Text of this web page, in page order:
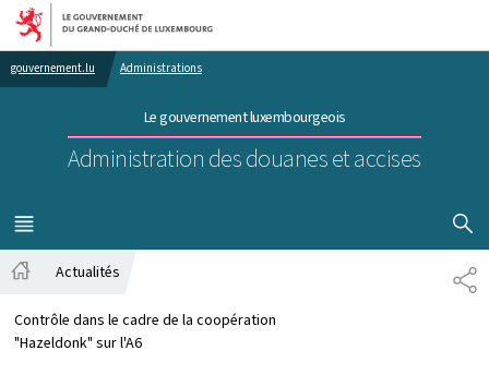
Aller au menu principal
Aller au contenu
gouvernement.lu Administrations
Le gouvernement luxembourgeois
Administration des douanes et accises
MENU
PRINCIPAL
Actualités
Contrôle dans le cadre de la coopération
"Hazeldonk" sur l'A6